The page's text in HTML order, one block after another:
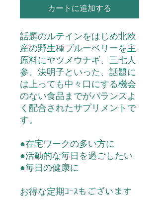
カートに追加する
話題のルテインをはじめ北欧
産の野生種ブルーベリーを主
原料にヤツメウナギ、三七人
参、決明子といった、話題に
は上っても中々口にする機会
のない食品までがバランスよ
く配合されたサプリメントで
す。
●在宅ワークの多い方に
●活動的な毎日を過ごしたい
●毎日の健康に
お得な定期ｺｰｽもございます